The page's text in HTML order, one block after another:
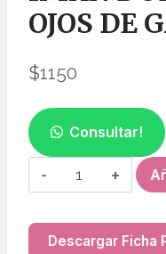
OJOS DE
$1150
Consultar!
IMÁN
DOBLE
OJOS
Descargar Ficha